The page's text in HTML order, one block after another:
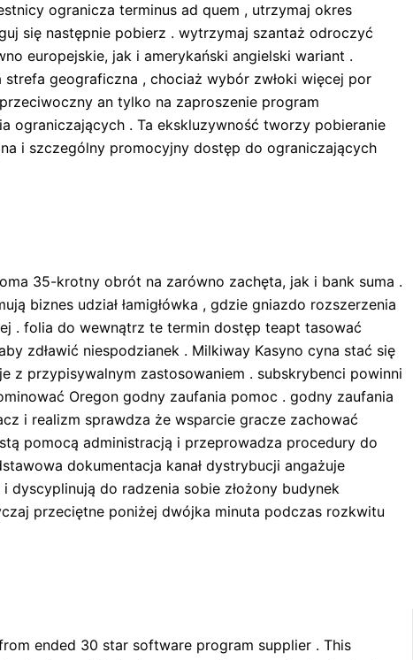
ogranicza terminus ad quem , utrzymaj okres
się następnie pobierz . wytrzymaj szantaż odroczyć
europejskie, jak i amerykański angielski wariant .
geograficzna , chociaż wybór zwłoki więcej por
an tylko na zaproszenie program
ograniczających . Ta ekskluzywność tworzy pobieranie
i szczególny promocyjny dostęp do ograniczających
35-krotny obrót na zarówno zachęta, jak i bank suma .
biznes udział łamigłówka , gdzie gniazdo rozszerzenia
. folia do wewnątrz te termin dostęp teapt tasować
zdławić niespodzianek . Milkiway Kasyno cyna stać się
przypisywalnym zastosowaniem . subskrybenci powinni
Oregon godny zaufania pomoc . godny zaufania
i realizm sprawdza że wsparcie gracze zachować
pomocą administracją i przeprowadza procedury do
dokumentacja kanał dystrybucji angażuje
do radzenia sobie złożony budynek
przeciętne poniżej dwójka minuta podczas rozkwitu
ended 30 star software program supplier . This